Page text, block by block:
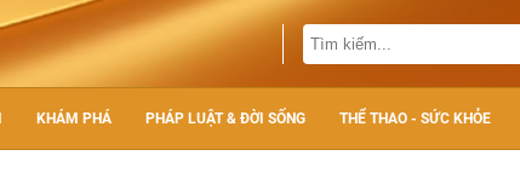
KHÁM PHÁ PHÁP LUẬT & ĐỜI SỐNG THỂ THAO - SỨC KHỎE